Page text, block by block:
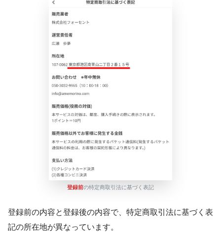
登録前の特定商取引法に基づく表記
登録前の内容と登録後の内容で、特定商取引法に基づく表
記の所在地が異なっています。